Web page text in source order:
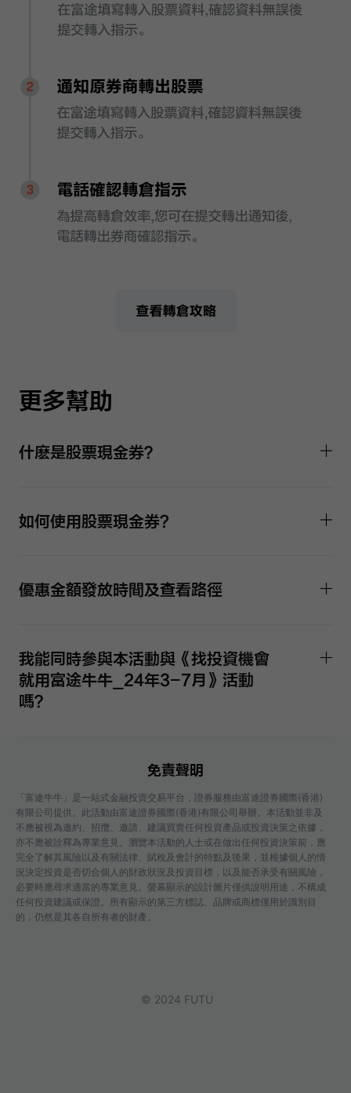
更多幫助
什麽是股票現金券？
如何使用股票現金券?
優惠金額發放時間及查看路徑
我能同時參與本活動與《找投資機會
就用富途牛牛_24年3-7月》活動
嗎？
免責聲明
© 2024 FUTU
「富途牛牛」是一站式金融投資交易平台，證券服務由富途證券國際(香港)
有限公司提供。此活動由富途證券國際(香港)有限公司舉辦。本活動並非及
不應被視為邀約、招攬、邀請、建議買賣任何投資產品或投資決策之依據，
亦不應被詮釋為專業意見。瀏覽本活動的人士或在做出任何投資決策前，應
完全了解其風險以及有關法律、賦稅及會計的特點及後果，並根據個人的情
況決定投資是否切合個人的財政狀況及投資目標，以及能否承受有關風險，
必要時應尋求適當的專業意見。螢幕顯示的設計圖片僅供說明用途，不構成
任何投資建議或保證。所有顯示的第三方標誌、品牌或商標僅用於識別目
的，仍然是其各自所有者的財產。